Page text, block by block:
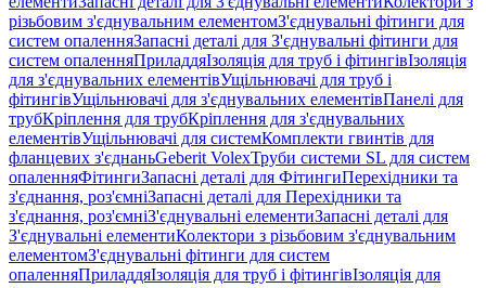
різьбовим з'єднувальним елементомЗ'єднувальні фітинги для
систем опаленняЗапасні деталі для З'єднувальні фітинги для
систем опаленняПриладдяІзоляція для труб і фітингівІзоляція
для з'єднувальних елементівУщільнювачі для труб і
фітингівУщільнювачі для з'єднувальних елементівПанелі для
трубКріплення для трубКріплення для з'єднувальних
елементівУщільнювачі для системКомплекти гвинтів для
фланцевих з'єднаньGeberit VolexТруби системи SL для систем
опаленняФітингиЗапасні деталі для ФітингиПерехідники та
з'єднання, роз'ємніЗапасні деталі для Перехідники та
з'єднання, роз'ємніЗ'єднувальні елементиЗапасні деталі для
З'єднувальні елементиКолектори з різьбовим з'єднувальним
елементомЗ'єднувальні фітинги для систем
опаленняПриладдяІзоляція для труб і фітингівІзоляція для